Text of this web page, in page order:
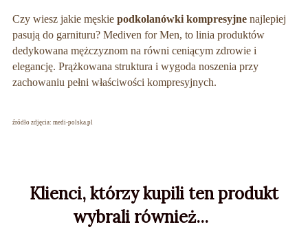
Czy wiesz jakie męskie podkolanówki kompresyjne najlepiej
pasują do garnituru? Mediven for Men, to linia produktów
dedykowana mężczyznom na równi ceniącym zdrowie i
elegancję. Prążkowana struktura i wygoda noszenia przy
zachowaniu pełni właściwości kompresyjnych.
źródło zdjęcia: medi-polska.pl
Klienci, którzy kupili ten produkt
wybrali również...